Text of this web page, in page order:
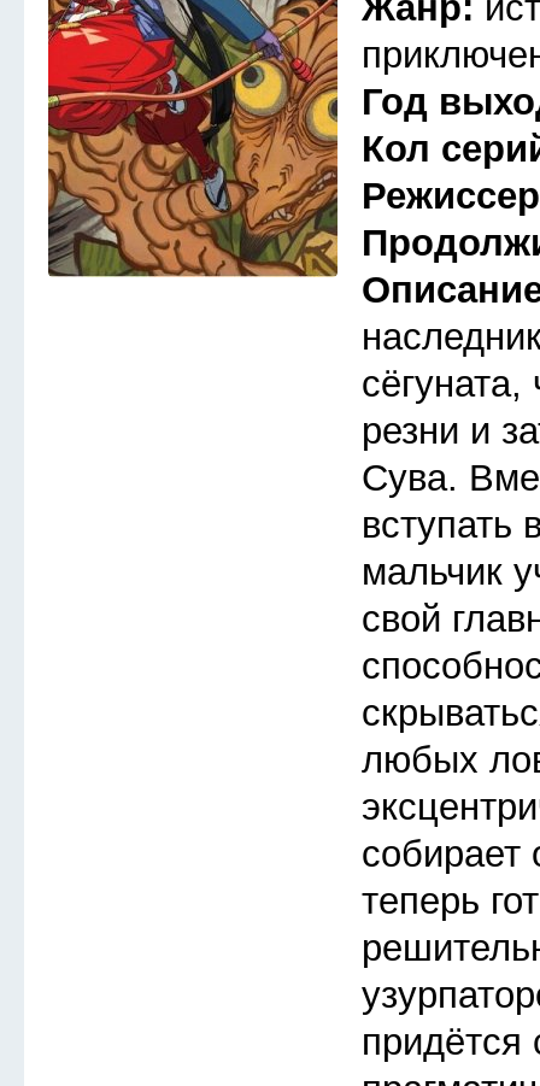
Год
Кол
резни и
Сува.
вступать
мальчик
свой
любых
собирает
теперь
придётся